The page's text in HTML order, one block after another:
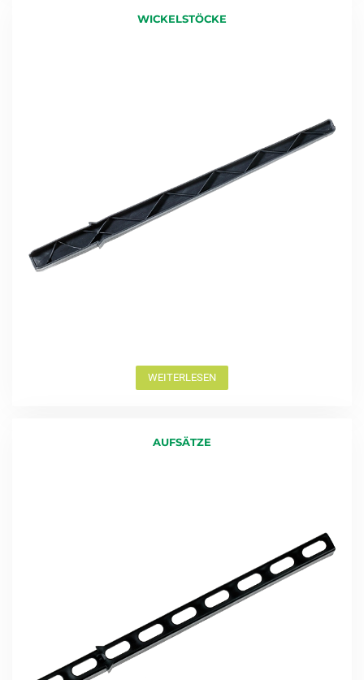
WICKELSTÖCKE
WEITERLESEN
AUFSÄTZE